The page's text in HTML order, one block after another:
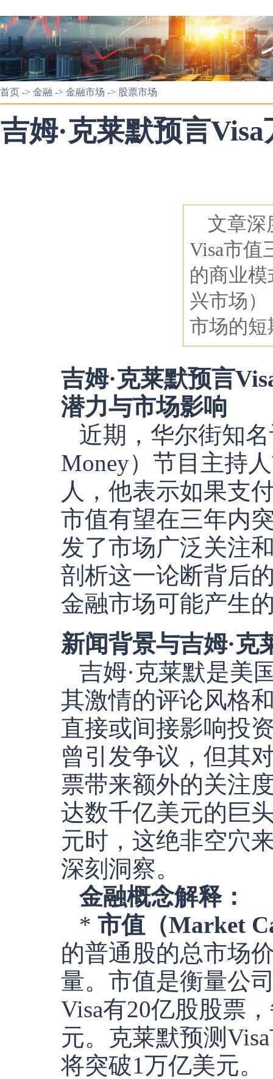
首页 -> 金融 -> 金融市场 -> 股票市场
吉姆·克莱默预言
文章深
Visa市值
的商业
兴市场
市场的
吉姆·克莱默预言
潜力与市场影响
近期，华尔街知
Money）节目主持
人，他表示如果支
市值有望在三年内
发了市场广泛关注
剖析这一论断背后
金融市场可能产生
新闻背景与吉姆·克
吉姆·克莱默是美
其激情的评论风格
直接或间接影响投
曾引发争议，但其
票带来额外的关注
达数千亿美元的巨
元时，这绝非空穴
深刻洞察。
金融概念解释：
* 市值（Market
的普通股的总市场
量。市值是衡量公
Visa有20亿股股票
元。克莱默预测
将突破1万亿美元。